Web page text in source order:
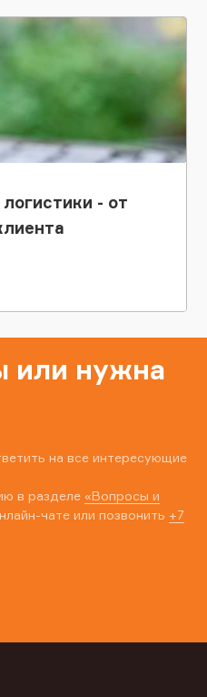
- от
или нужна
на все интересующие
в разделе «Вопросы и
чате или позвонить +7